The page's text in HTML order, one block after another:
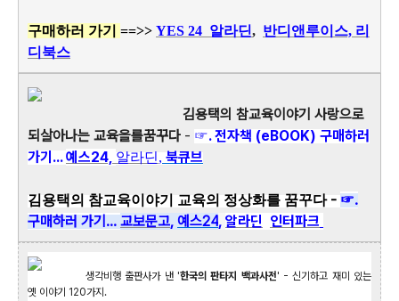
구매하러 가기 ==>> YES 24 알라딘, 반디앤루이스, 리
디북스
김용택의 참교육이야기 사랑으로
되살아나는 교육을를꿈꾸다 - ☞. 전자책 (eBOOK) 구매하러
가기...예스24, 알라딘, 북큐브
김용택의 참교육이야기 교육의 정상화를 꿈꾸다 - ☞.
구매하러 가기... 교보문고, 예스24, 알라딘 인터파크
생각비행 출판사가 낸 '한국의 판타지 백과사전' - 신기하고 재미 있는
옛 이야기 120가지.